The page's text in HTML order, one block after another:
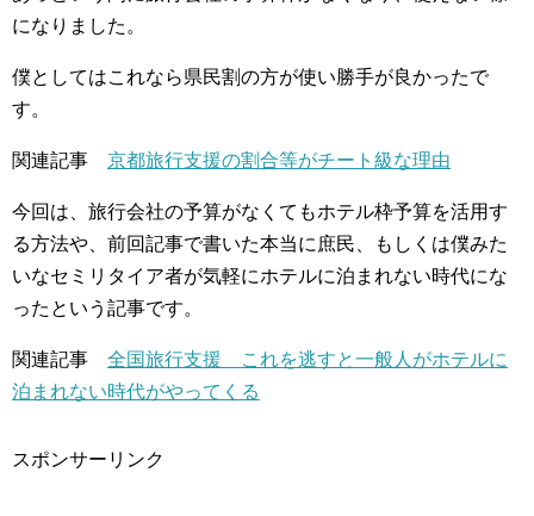
になりました。
僕としてはこれなら県民割の方が使い勝手が良かったで
す。
関連記事 京都旅行支援の割合等がチート級な理由
今回は、旅行会社の予算がなくてもホテル枠予算を活用す
る方法や、前回記事で書いた本当に庶民、もしくは僕みた
いなセミリタイア者が気軽にホテルに泊まれない時代にな
ったという記事です。
関連記事 全国旅行支援 これを逃すと一般人がホテルに
泊まれない時代がやってくる
スポンサーリンク